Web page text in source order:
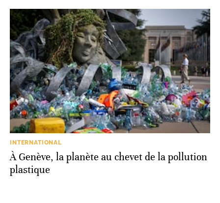
INTERNATIONAL
À Genève, la planète au chevet de la pollution
plastique